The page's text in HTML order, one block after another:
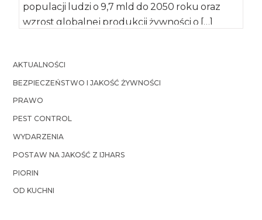
populacji ludzi o 9,7 mld do 2050 roku oraz
wzrost globalnej produkcji żywności o […]
AKTUALNOŚCI
BEZPIECZEŃSTWO I JAKOŚĆ ŻYWNOŚCI
PRAWO
PEST CONTROL
WYDARZENIA
POSTAW NA JAKOŚĆ Z IJHARS
PIORIN
OD KUCHNI